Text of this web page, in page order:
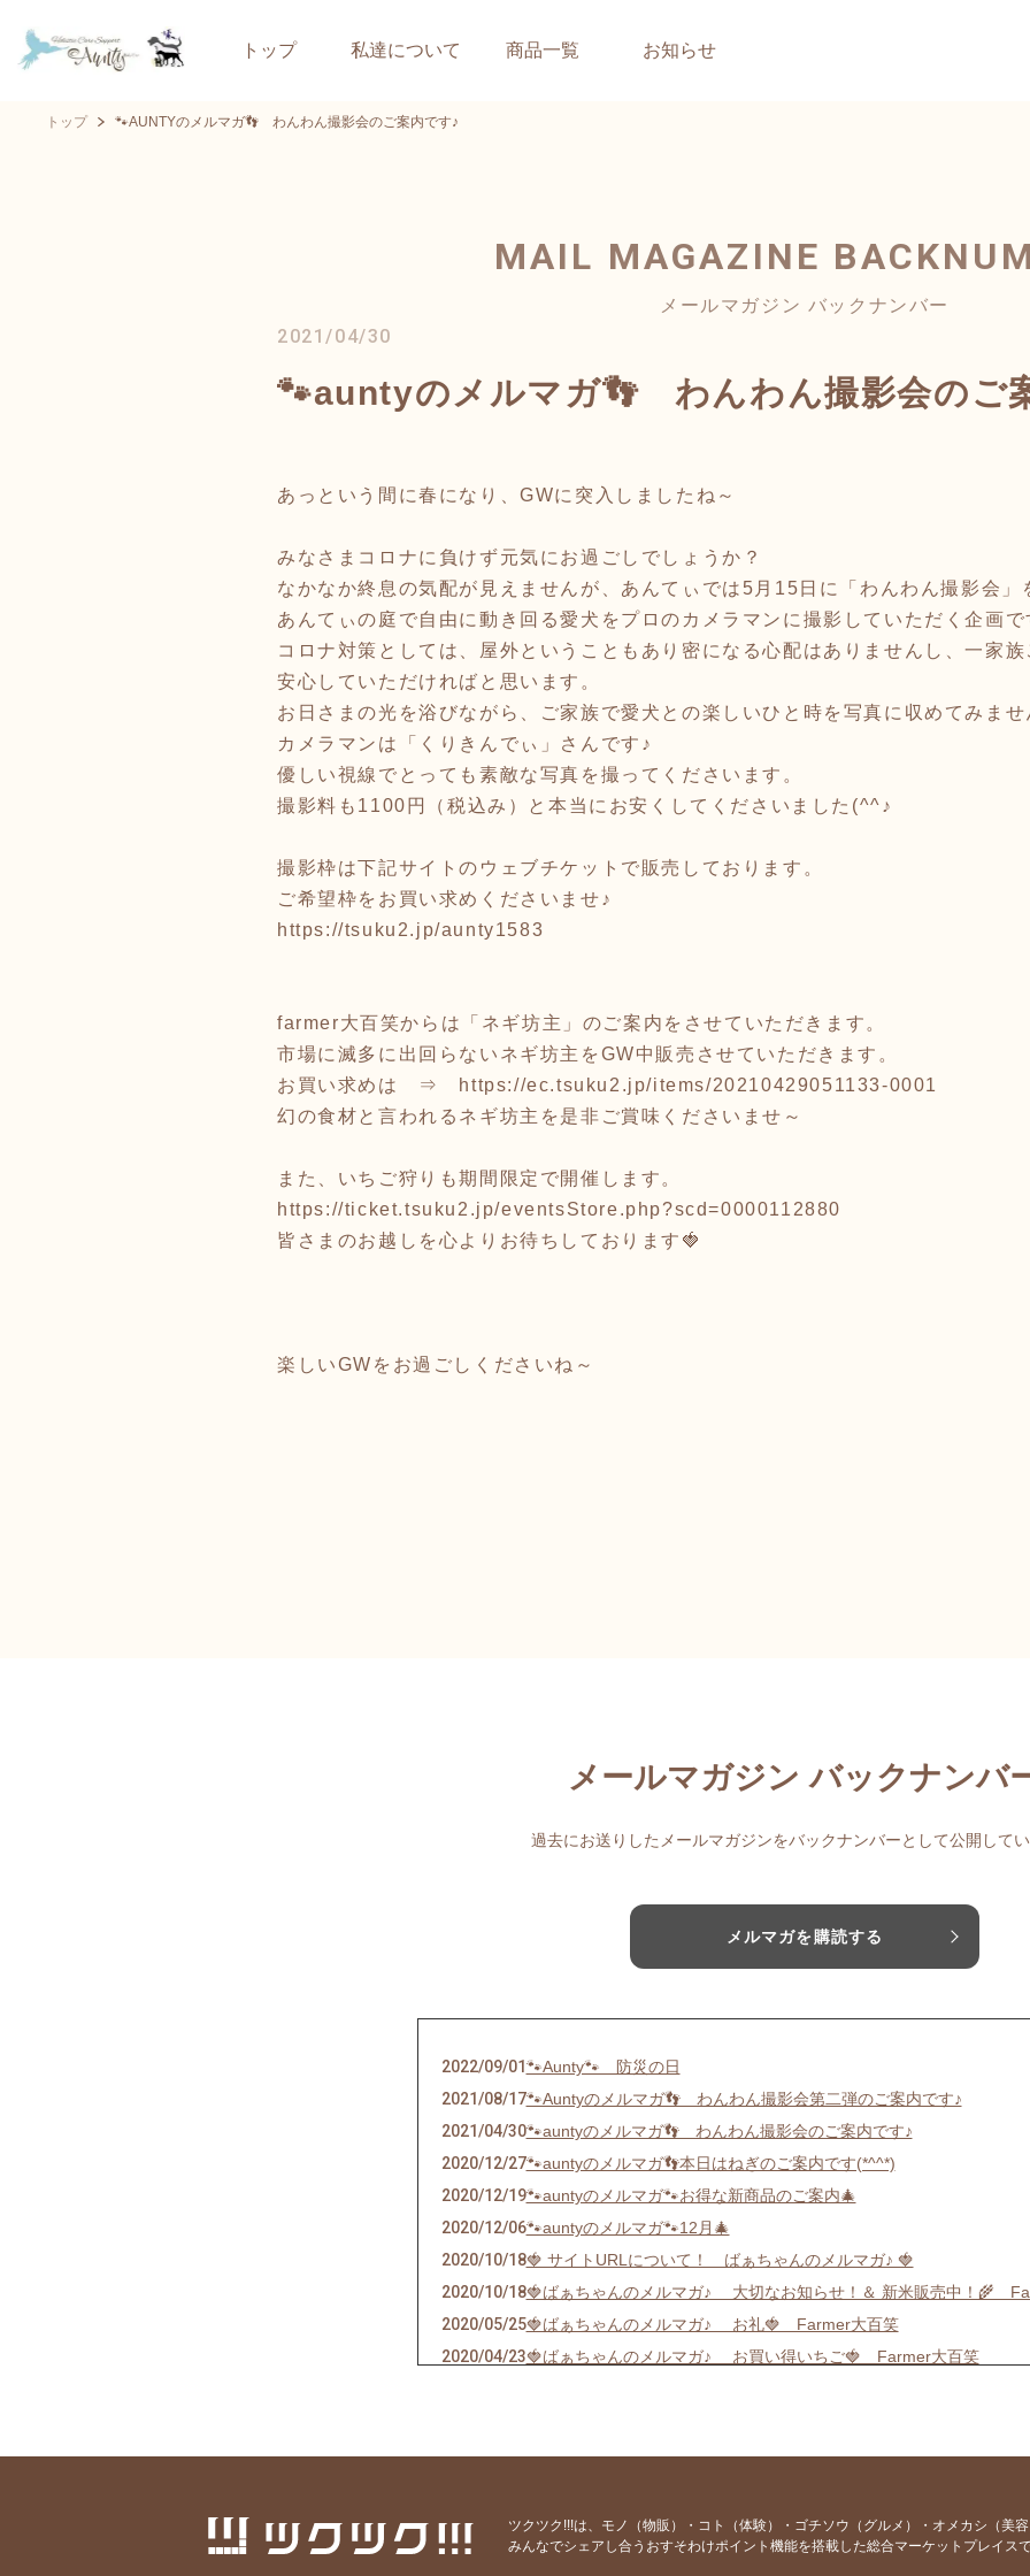
トップ 私達について 商品一覧 お知らせ
トップ 🐾AUNTYのメルマガ👣 わんわん撮影会のご案内です♪
MAIL MAGAZINE
メールマガジン バックナンバー
2021/04/30
🐾auntyのメルマガ👣 わんわん撮影会のご
あっという間に春になり、GWに突入しましたね～
みなさまコロナに負けず元気にお過ごしでしょうか？
なかなか終息の気配が見えませんが、あんてぃでは5月15日に「わんわん撮影会」
あんてぃの庭で自由に動き回る愛犬をプロのカメラマンに撮影していただく企画で
コロナ対策としては、屋外ということもあり密になる心配はありませんし、一家
安心していただければと思います。
お日さまの光を浴びながら、ご家族で愛犬との楽しいひと時を写真に収めてみませ
カメラマンは「くりきんでぃ」さんです♪
優しい視線でとっても素敵な写真を撮ってくださいます。
撮影料も1100円（税込み）と本当にお安くしてくださいました(^^♪
撮影枠は下記サイトのウェブチケットで販売しております。
ご希望枠をお買い求めくださいませ♪
https://tsuku2.jp/aunty1583
farmer大百笑からは「ネギ坊主」のご案内をさせていただきます。
市場に滅多に出回らないネギ坊主をGW中販売させていただきます。
お買い求めは ⇒ https://ec.tsuku2.jp/items/20210429051133-0001
幻の食材と言われるネギ坊主を是非ご賞味くださいませ～
また、いちご狩りも期間限定で開催します。
https://ticket.tsuku2.jp/eventsStore.php?scd=0000112880
皆さまのお越しを心よりお待ちしております🍓
楽しいGWをお過ごしくださいね～
メールマガジン バックナンバ
過去にお送りしたメールマガジンをバックナンバーとして公開してい
メルマガを購読する
2022/09/01🐾Aunty🐾 防災の日
2021/08/17🐾Auntyのメルマガ👣 わんわん撮影会第二弾のご案内です♪
2021/04/30🐾auntyのメルマガ👣 わんわん撮影会のご案内です♪
2020/12/27🐾auntyのメルマガ👣本日はねぎのご案内です(*^^*)
2020/12/19🐾auntyのメルマガ🐾お得な新商品のご案内🎄
2020/12/06🐾auntyのメルマガ🐾12月🎄
2020/10/18🍓 サイトURLについて！ ばぁちゃんのメルマガ♪ 🍓
2020/10/18🍓ばぁちゃんのメルマガ♪ 大切なお知らせ！＆ 新米販売中！🌾
2020/05/25🍓ばぁちゃんのメルマガ♪ お礼🍓 Farmer大百笑
2020/04/23🍓ばぁちゃんのメルマガ♪ お買い得いちご🍓 Farmer大百笑
2020/01/02🍓ばぁちゃんのメルマガ！（迎春）🍓 Farmer大百笑です
2019/12/23 🍓ばぁちゃんのメルマガ！（２）🍓 Farmer大百笑です(^^♪
2019/11/27🍓ばぁちゃんのメルマガ！初投稿🍓 Farmer大百笑です！
ツクツク!!!は、モノ（物販）・コト（体験）・ゴチソウ（グルメ）・オメカシ（美
みんなでシェアし合うおすそわけポイント機能を搭載した総合マーケットプレイスで